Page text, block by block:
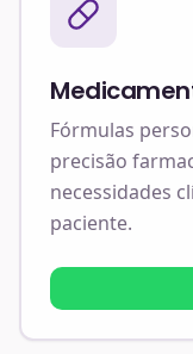
Fórmulas
precisão
necessidades
paciente.